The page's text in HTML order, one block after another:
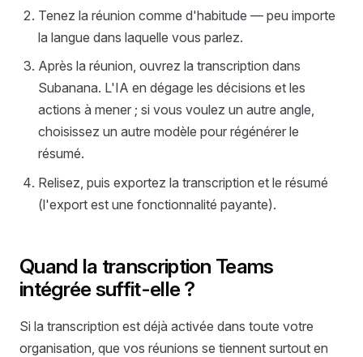
Tenez la réunion comme d'habitude — peu importe
la langue dans laquelle vous parlez.
Après la réunion, ouvrez la transcription dans
Subanana. L'IA en dégage les décisions et les
actions à mener ; si vous voulez un autre angle,
choisissez un autre modèle pour régénérer le
résumé.
Relisez, puis exportez la transcription et le résumé
(l'export est une fonctionnalité payante).
Quand la transcription Teams
intégrée suffit-elle ?
Si la transcription est déjà activée dans toute votre
organisation, que vos réunions se tiennent surtout en